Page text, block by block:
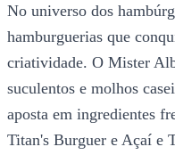
No universo dos
hamburguerias que
criatividade. O Mister
suculentos e molhos
aposta em ingredientes
Titan's Burguer e Açaí e